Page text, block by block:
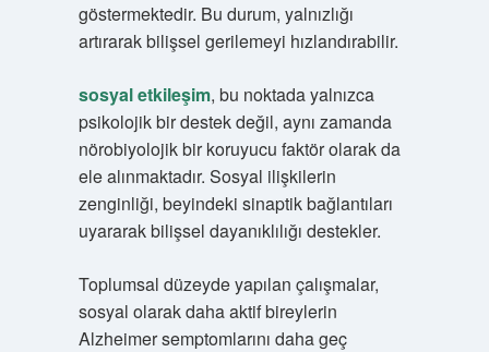
göstermektedir. Bu durum, yalnızlığı
artırarak bilişsel gerilemeyi hızlandırabilir.
sosyal etkileşim, bu noktada yalnızca
psikolojik bir destek değil, aynı zamanda
nörobiyolojik bir koruyucu faktör olarak da
ele alınmaktadır. Sosyal ilişkilerin
zenginliği, beyindeki sinaptik bağlantıları
uyararak bilişsel dayanıklılığı destekler.
Toplumsal düzeyde yapılan çalışmalar,
sosyal olarak daha aktif bireylerin
Alzheimer semptomlarını daha geç